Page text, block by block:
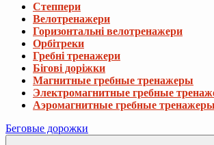
Степпери
Велотренажери
Горизонтальні велотренажери
Орбітреки
Гребні тренажери
Бігові доріжки
Магнитные гребные тренажеры
Электромагнитные гребные
Аэромагнитные гребные тренажеры
Беговые дорожки